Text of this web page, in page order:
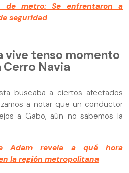
de metro: Se enfrentaron a
seguridad
vive tenso momento
Navia
buscaba a ciertos afectados
a notar que un conductor
a Gabo, aún no sabemos la
Adam revela a qué hora
la región metropolitana